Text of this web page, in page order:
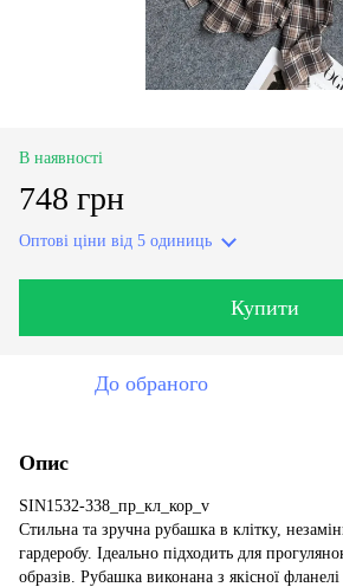
В наявності
748 грн
Оптові ціни від 5 одиниць
Купити
До обраного
Опис
SIN1532-338_пр_кл_кор_v
Стильна та зручна рубашка в клітку,
гардеробу. Ідеально підходить для
образів. Рубашка виконана з якісної